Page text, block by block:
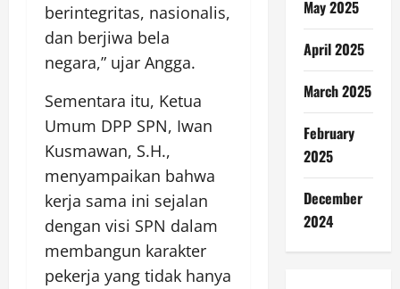
berintegritas, nasionalis,
dan berjiwa bela
negara,” ujar Angga.
Sementara itu, Ketua
Umum DPP SPN, Iwan
Kusmawan, S.H.,
menyampaikan bahwa
kerja sama ini sejalan
dengan visi SPN dalam
membangun karakter
pekerja yang tidak hanya
May 2025
April 2025
March 2025
February
2025
December
2024